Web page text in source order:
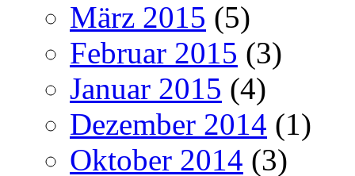
März 2015 (5)
Februar 2015 (3)
Januar 2015 (4)
Dezember 2014 (1)
Oktober 2014 (3)